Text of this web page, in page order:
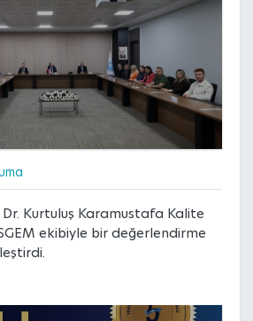
Kurtuluş Karamustafa Kalite
ekibiyle bir değerlendirme